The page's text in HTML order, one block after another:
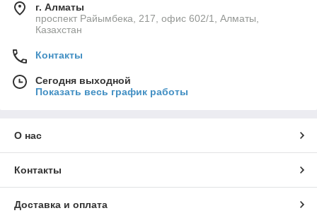
г. Алматы
проспект Райымбека, 217, офис 602/1, Алматы,
Казахстан
Контакты
Сегодня выходной
Показать весь график работы
О нас
Контакты
Доставка и оплата